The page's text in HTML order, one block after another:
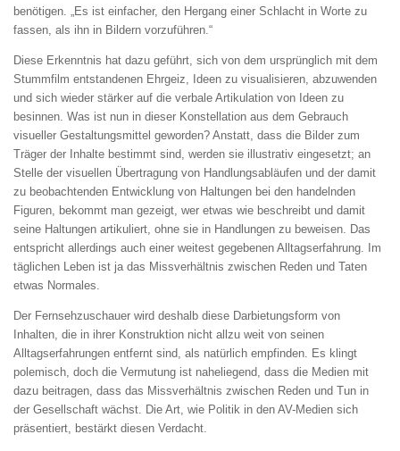
benötigen. „Es ist einfacher, den Hergang einer Schlacht in Worte zu
fassen, als ihn in Bildern vorzuführen.“
Diese Erkenntnis hat dazu geführt, sich von dem ursprünglich mit dem
Stummfilm entstandenen Ehrgeiz, Ideen zu visualisieren, abzuwenden
und sich wieder stärker auf die verbale Artikulation von Ideen zu
besinnen. Was ist nun in dieser Konstellation aus dem Gebrauch
visueller Gestaltungsmittel geworden? Anstatt, dass die Bilder zum
Träger der Inhalte bestimmt sind, werden sie illustrativ eingesetzt; an
Stelle der visuellen Übertragung von Handlungsabläufen und der damit
zu beobachtenden Entwicklung von Haltungen bei den handelnden
Figuren, bekommt man gezeigt, wer etwas wie beschreibt und damit
seine Haltungen artikuliert, ohne sie in Handlungen zu beweisen. Das
entspricht allerdings auch einer weitest gegebenen Alltagserfahrung. Im
täglichen Leben ist ja das Missverhältnis zwischen Reden und Taten
etwas Normales.
Der Fernsehzuschauer wird deshalb diese Darbietungsform von
Inhalten, die in ihrer Konstruktion nicht allzu weit von seinen
Alltagserfahrungen entfernt sind, als natürlich empfinden. Es klingt
polemisch, doch die Vermutung ist naheliegend, dass die Medien mit
dazu beitragen, dass das Missverhältnis zwischen Reden und Tun in
der Gesellschaft wächst. Die Art, wie Politik in den AV-Medien sich
präsentiert, bestärkt diesen Verdacht.